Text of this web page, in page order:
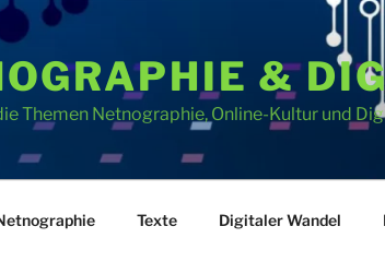
&
Themen Netnographie, Online-Kultur und
Texte Digitaler Wandel